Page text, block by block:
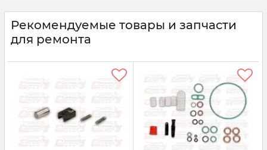
Рекомендуемые товары и запчасти
для ремонта